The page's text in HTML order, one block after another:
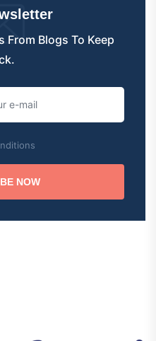
From Blogs To Keep
NOW